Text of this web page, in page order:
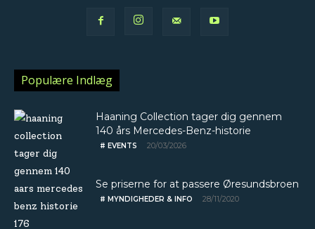
Populære Indlæg
Haaning Collection tager dig gennem
140 års Mercedes-Benz-historie
# EVENTS 20/03/2026
Se priserne for at passere Øresundsbroen
# MYNDIGHEDER & INFO 28/11/2020